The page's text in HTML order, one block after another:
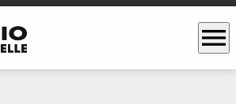
menu